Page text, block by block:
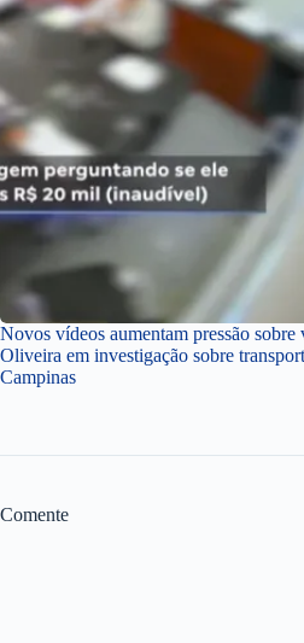
Novos vídeos aumentam pressão sobre
Oliveira em investigação sobre
Campinas
Comente